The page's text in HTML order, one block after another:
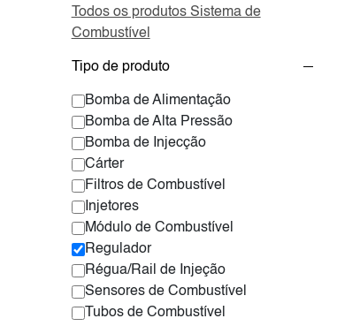
Todos os produtos Sistema de
Combustível
Tipo de produto
Bomba de Alimentação
Bomba de Alta Pressão
Bomba de Injecção
Cárter
Filtros de Combustível
Injetores
Módulo de Combustível
Regulador
Régua/Rail de Injeção
Sensores de Combustível
Tubos de Combustível